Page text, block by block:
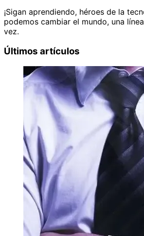
¡Sigan aprendiendo, héroes de la
podemos cambiar el mundo, una
vez.
Últimos artículos